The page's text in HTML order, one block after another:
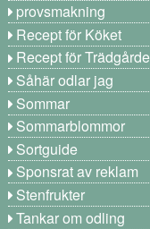
provsmakning
Recept för Köket
Recept för
Såhär odlar jag
Sommar
Sommarblommor
Sortguide
Sponsrat av reklam
Stenfrukter
Tankar om odling